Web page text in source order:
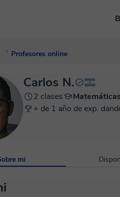
Profesores online
Carlos N.
2 clases
+ de 1 año de exp.
mi